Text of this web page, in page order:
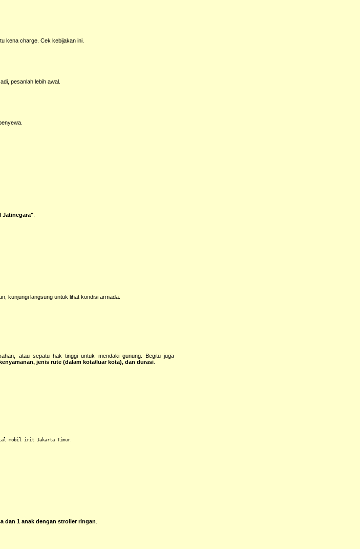
kena charge. Cek kebijakan ini.
pesanlah lebih awal.
Jatinegara"
kunjungi langsung untuk lihat kondisi armada.
atau sepatu hak tinggi untuk mendaki gunung. Begitu juga
jenis rute (dalam kota/luar kota), dan durasi
mobil irit Jakarta Timur
dan 1 anak dengan stroller ringan